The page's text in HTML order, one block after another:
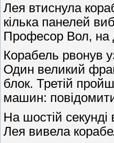
Лея втиснула
кілька панелей
Професор Вол, на
Корабель рвонув
Один великий
блок. Третій
машин:
На шостій секунді
Лея вивела